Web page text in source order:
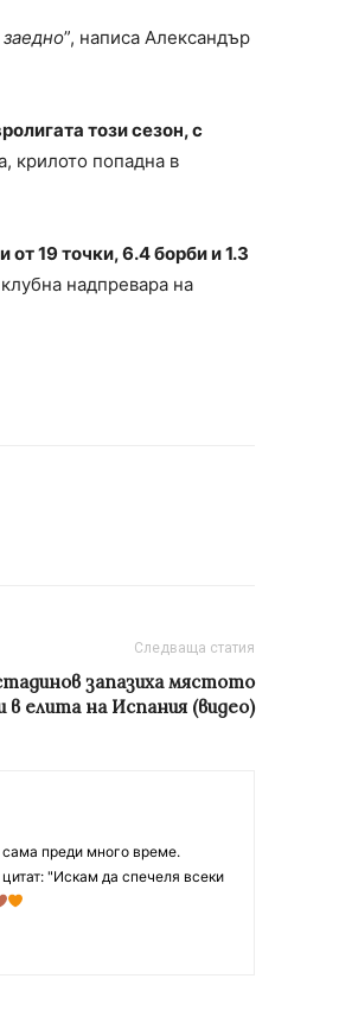
”, написа Александър
този сезон, с
крилото попадна в
19 точки, 6.4 борби и 1.3
надпревара на
Следваща статия
запазиха мястото
в елита на Испания (видео)
преди много време.
"Искам да спечеля всеки